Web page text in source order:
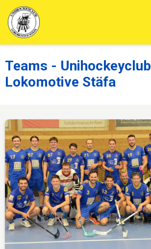
Teams - Unihockeyclub
Lokomotive Stäfa